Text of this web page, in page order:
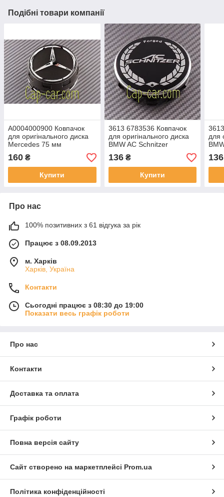
Подібні товари компанії
A0004000900 Ковпачок
для оригінального диска
Mercedes 75 мм
графіт+хром (високий
ковпачок)
160 ₴
Купити
3613 6783536 Ковпачок
для оригінального диска
BMW AC Schnitzer
136₴
Купити
для
136
Про нас
100% позитивних з 61 відгука за рік
Працює з 08.09.2013
м. Харків
Харків, Україна
Контакти
Сьогодні працює з 08:30 до 19:00
Показати весь графік роботи
Про нас
Контакти
Доставка та оплата
Графік роботи
Повна версія сайту
Сайт створено на маркетплейсі Prom.ua
Політика конфіденційності